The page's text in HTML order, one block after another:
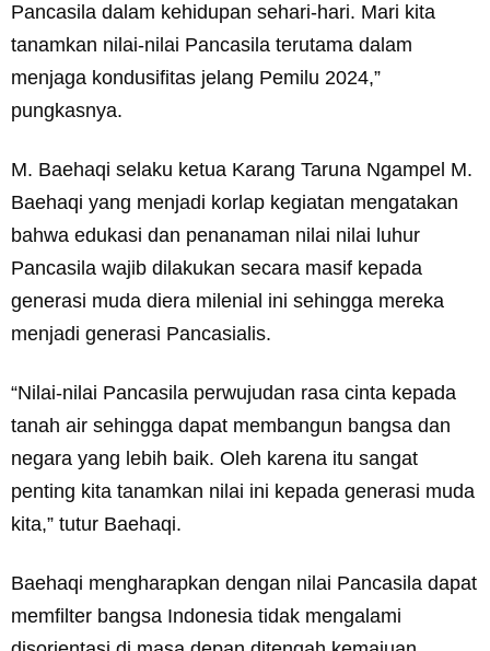
Pancasila dalam kehidupan sehari-hari. Mari kita
tanamkan nilai-nilai Pancasila terutama dalam
menjaga kondusifitas jelang Pemilu 2024,”
pungkasnya.
M. Baehaqi selaku ketua Karang Taruna Ngampel M.
Baehaqi yang menjadi korlap kegiatan mengatakan
bahwa edukasi dan penanaman nilai nilai luhur
Pancasila wajib dilakukan secara masif kepada
generasi muda diera milenial ini sehingga mereka
menjadi generasi Pancasialis.
“Nilai-nilai Pancasila perwujudan rasa cinta kepada
tanah air sehingga dapat membangun bangsa dan
negara yang lebih baik. Oleh karena itu sangat
penting kita tanamkan nilai ini kepada generasi muda
kita,” tutur Baehaqi.
Baehaqi mengharapkan dengan nilai Pancasila dapat
memfilter bangsa Indonesia tidak mengalami